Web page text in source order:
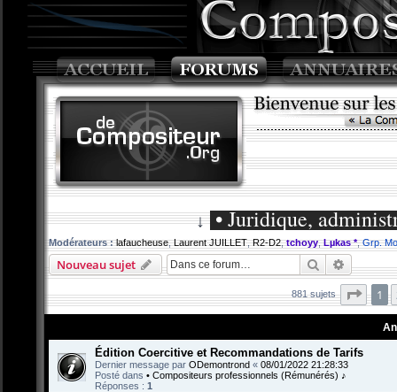
↓ • Juridique,
Modérateurs : lafaucheuse,Laurent JUILLET,R2-D2,tchoyy,Lµkas *,Grp.
Nouveau sujet Rechercher
881 sujets Page
1
Édition Coercitive et Recommandations de Tarifs
Dernier message par ODemontrond « 08/01/2022 21:28:33
Posté dans • Compositeurs professionnels (Rémunérés) ♪
Réponses : 1